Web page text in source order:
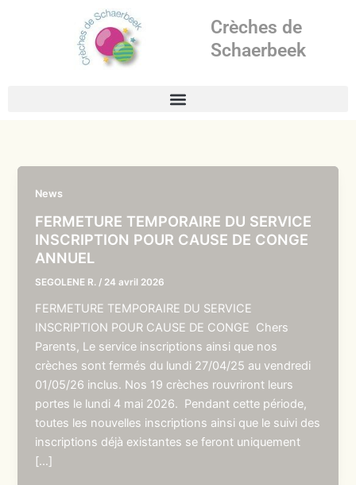
Crèches de
Schaerbeek
News
FERMETURE TEMPORAIRE DU SERVICE
INSCRIPTION POUR CAUSE DE CONGE
ANNUEL
SEGOLENE R. / 24 avril 2026
FERMETURE TEMPORAIRE DU SERVICE
INSCRIPTION POUR CAUSE DE CONGE Chers
Parents, Le service inscriptions ainsi que nos
crèches sont fermés du lundi 27/04/25 au vendredi
01/05/26 inclus. Nos 19 crèches rouvriront leurs
portes le lundi 4 mai 2026. Pendant cette période,
toutes les nouvelles inscriptions ainsi que le suivi des
inscriptions déjà existantes se feront uniquement
[…]